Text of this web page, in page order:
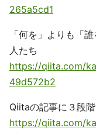
265a5cd1
「何を」よりも「
人たち
https://qiita.com/
49d572b2
Qiitaの記事に３段
https://qiita.com/